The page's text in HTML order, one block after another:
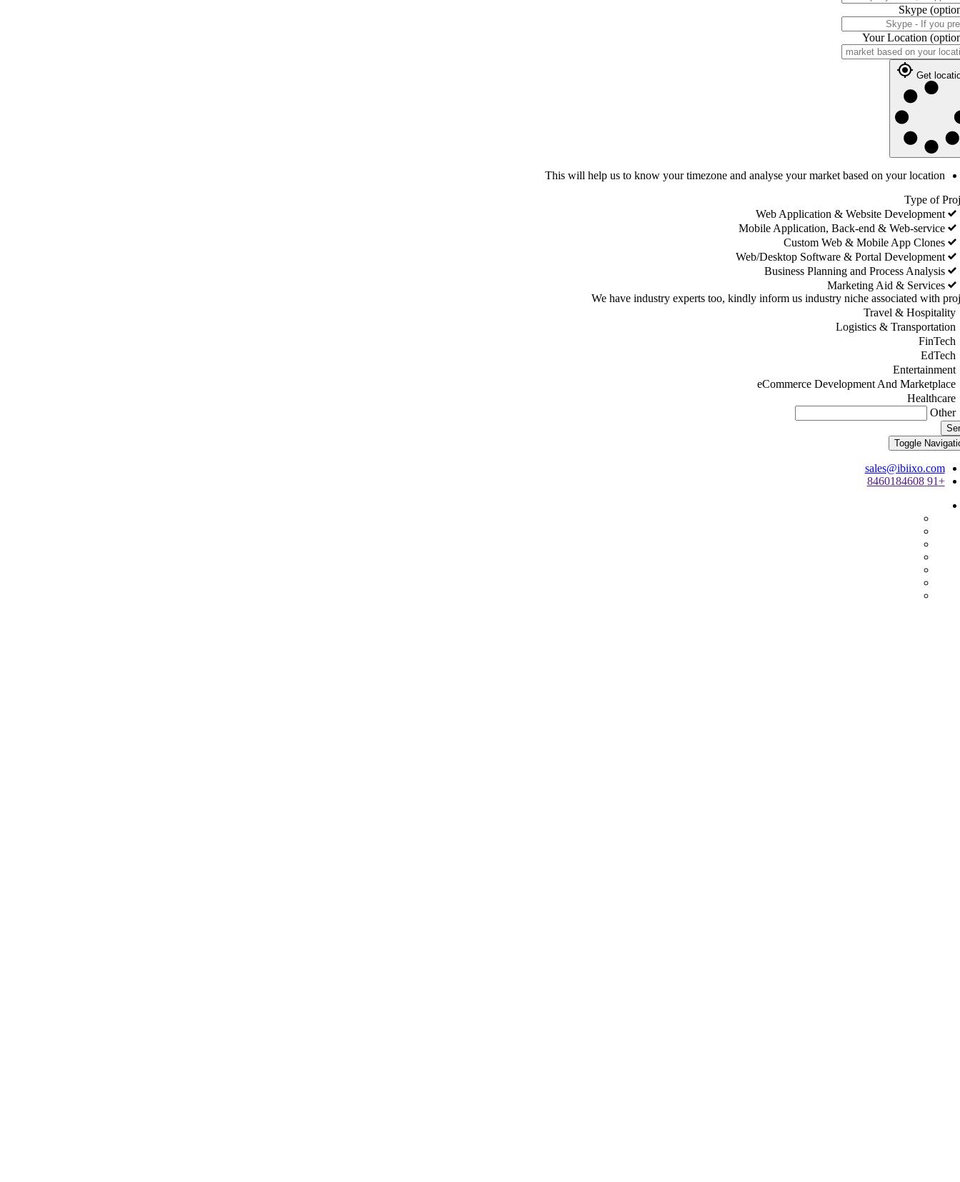
Skype
Your Location
Get
This will help us to know your timezone and analyse your market based on your location
Type of
Web Application & Website Development
Mobile Application, Back-end & Web-service
Custom Web & Mobile App Clones
Web/Desktop Software & Portal Development
Business Planning and Process Analysis
Marketing Aid & Services
We have industry experts too, kindly inform us industry niche associated with
Travel & Hospitality
Logistics & Transportation
FinTech
EdTech
Entertainment
eCommerce Development And Marketplace
Healthcare
Other
Toggle
sales@ibiixo.com
+91 8460184608